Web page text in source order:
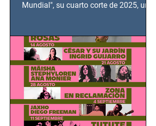
Mundial", su cuarto corte de 2025, un
bélicos.